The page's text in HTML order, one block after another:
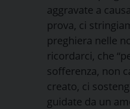
aggravate a
prova, ci
preghiera nelle
ricordarci, che
sofferenza, non
creato, ci
guidate da un